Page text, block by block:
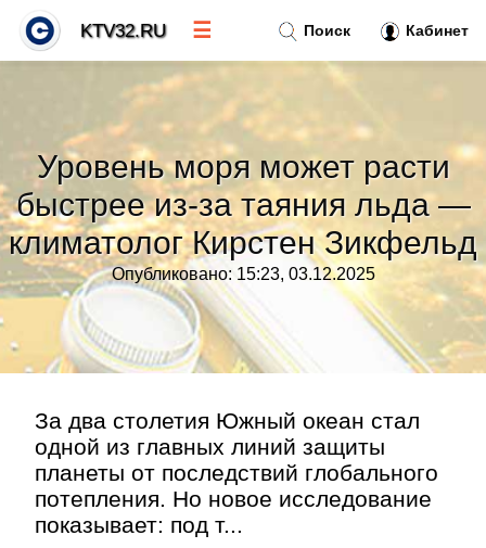
Уровень моря может расти
быстрее из-за таяния льда —
климатолог Кирстен Зикфельд
Опубликовано: 15:23, 03.12.2025
За два столетия Южный океан стал
одной из главных линий защиты
планеты от последствий глобального
потепления. Но новое исследование
показывает: под т...
Поиск Кабинет
KTV32.RU ☰
Тренды новостей»
Рубрики»
Правила
Контакт»